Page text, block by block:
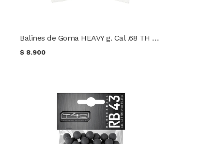
Balines de Goma HEAVY g. Cal .68 TH Tactical 25 unidades
$ 8.900